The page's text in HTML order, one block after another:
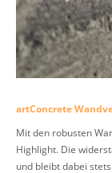
artConcrete
Mit den robusten
Highlight. Die
und bleibt dabei